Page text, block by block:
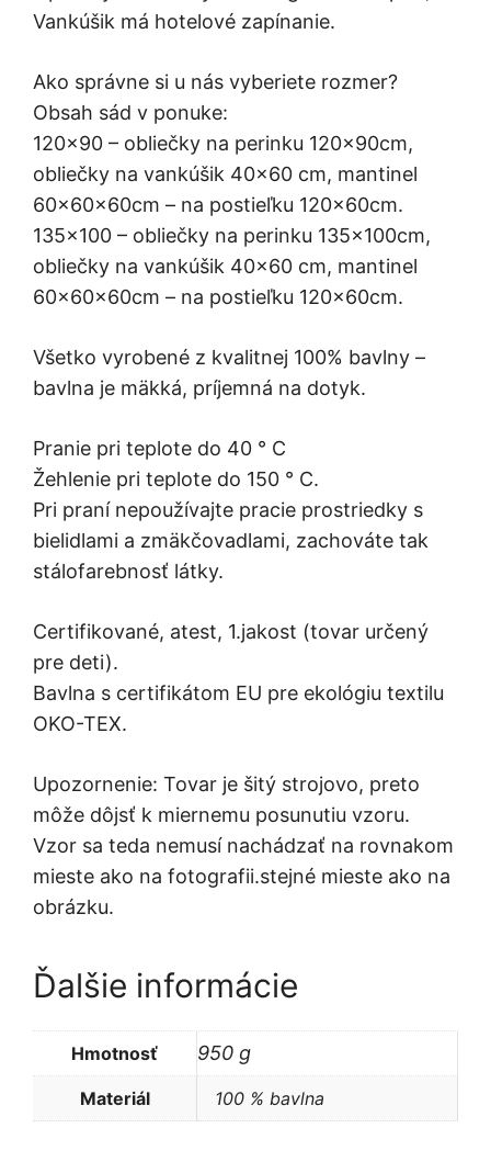
Vankúšik má hotelové zapínanie.
Ako správne si u nás vyberiete rozmer?
Obsah sád v ponuke:
120×90 – obliečky na perinku 120x90cm,
obliečky na vankúšik 40×60 cm, mantinel
60x60x60cm – na postieľku 120x60cm.
135×100 – obliečky na perinku 135x100cm,
obliečky na vankúšik 40×60 cm, mantinel
60x60x60cm – na postieľku 120x60cm.
Všetko vyrobené z kvalitnej 100% bavlny –
bavlna je mäkká, príjemná na dotyk.
Pranie pri teplote do 40 ° C
Žehlenie pri teplote do 150 ° C.
Pri praní nepoužívajte pracie prostriedky s
bielidlami a zmäkčovadlami, zachováte tak
stálofarebnosť látky.
Certifikované, atest, 1.jakost (tovar určený
pre deti).
Bavlna s certifikátom EU pre ekológiu textilu
OKO-TEX.
Upozornenie: Tovar je šitý strojovo, preto
môže dôjsť k miernemu posunutiu vzoru.
Vzor sa teda nemusí nachádzať na rovnakom
mieste ako na fotografii.stejné mieste ako na
obrázku.
Ďalšie informácie
Hmotnosť 950 g
Materiál 100 % bavlna